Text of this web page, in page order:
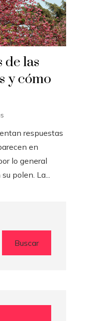
de las
y cómo
respuestas
en
lo general
polen. La...
Buscar